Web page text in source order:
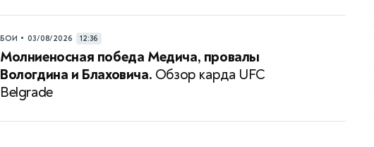
БОИ • 03/08/2026 12:36
Молниеносная победа Медича, провалы
Вологдина и Блаховича. Обзор карда UFC
Belgrade